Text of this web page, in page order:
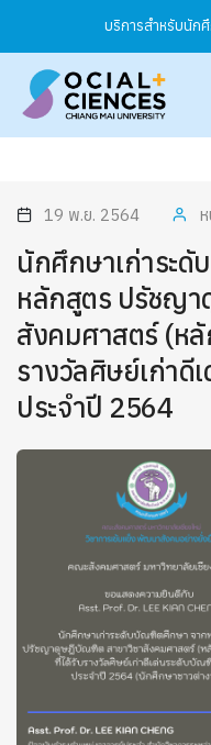
บริการสำหรับนัก
19 พ.ย. 2564
นักศึกษาเก่าระ
หลักสูตร ปรัชญ
สังคมศาสตร์ (หลั
รางวัลศิษย์เก่า
ประจำปี 2564